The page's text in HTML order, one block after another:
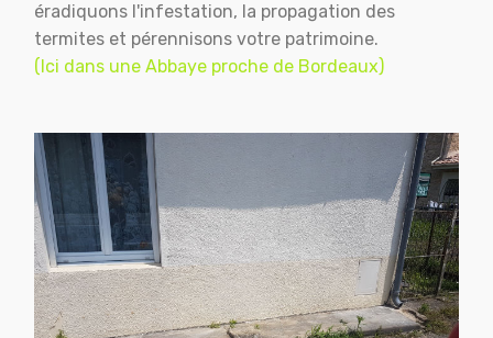
éradiquons l'infestation, la propagation des
termites et pérennisons votre patrimoine.
(Ici dans une Abbaye proche de Bordeaux)